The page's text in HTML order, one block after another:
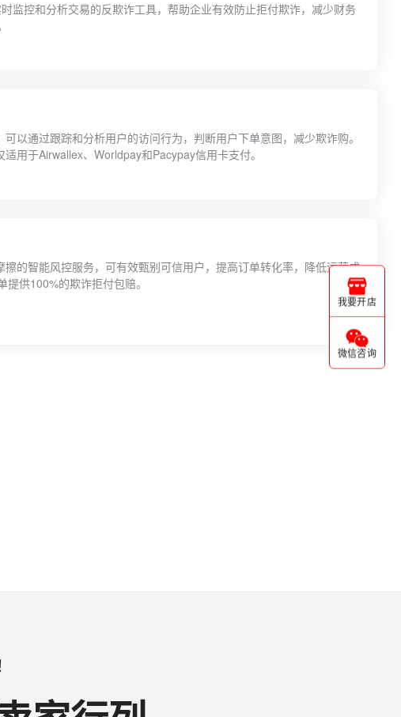
监控和分析交易的反欺诈工具，帮助企业有效防止拒付欺诈，减少财务
以通过跟踪和分析用户的访问行为，判断用户下单意图，减少欺诈购。
用于Airwallex、Worldpay和Pacypay信用卡支付。
擦的智能风控服务，可有效甄别可信用户，提高订单转化率，降低运营成
供100%的欺诈拒付包赔。
我要开店
微信咨询